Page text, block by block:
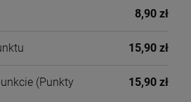
8,90 zł
15,90 zł
(Punkty
15,90 zł